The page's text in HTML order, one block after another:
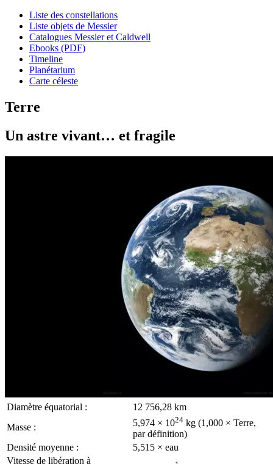
Liste des constellations
Liste objets de Messier
Catalogues Messier et Caldwell
Ebooks (PDF)
Timeline
Planétarium
Carte céleste
Terre
Un astre vivant… et fragile
Diamètre équatorial :
12 756,28 km
Masse :
5,974 × 1024 kg (1,000 × Terre,
par définition)
Densité moyenne :
5,515 × eau
Vitesse de libération à